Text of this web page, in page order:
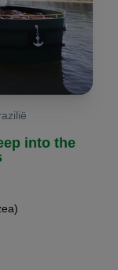
into the